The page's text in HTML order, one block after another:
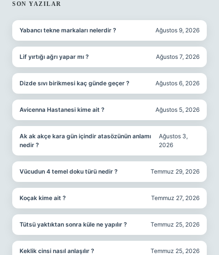
SIDEBAR
SON YAZILAR
Yabancı tekne markaları nelerdir ? Ağustos 9, 2026
Lif yırtığı ağrı yapar mı ? Ağustos 7, 2026
Dizde sıvı birikmesi kaç günde geçer ? Ağustos 6, 2026
Avicenna Hastanesi kime ait ? Ağustos 5, 2026
Ak ak akçe kara gün içindir atasözünün anlamı
nedir ?
Ağustos 3,
2026
Vücudun 4 temel doku türü nedir ? Temmuz 29, 2026
Koçak kime ait ? Temmuz 27, 2026
Tütsü yaktıktan sonra küle ne yapılır ? Temmuz 25, 2026
Keklik cinsi nasıl anlaşılır ? Temmuz 25, 2026